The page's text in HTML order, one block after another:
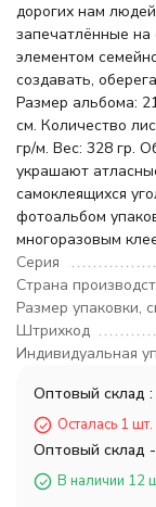
дорогих нам
запечатлённые
элементом
создавать,
Размер альбома:
см. Количество
гр/м. Вес: 328 гр.
украшают
самоклеящихся
фотоальбом
многоразовым
Серия
Страна
Размер упаковки,
Штрихкод
Индивидуальная
Оптовый склад :
Осталась 1 шт.
Оптовый склад
В наличии 12